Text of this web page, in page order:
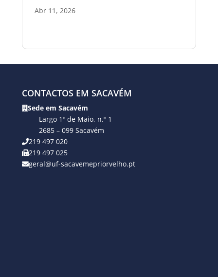
Abr 11, 2026
CONTACTOS EM SACAVÉM
Sede em Sacavém
Largo 1º de Maio, n.º 1
2685 – 099 Sacavém
219 497 020
219 497 025
geral@uf-sacavemepriorvelho.pt